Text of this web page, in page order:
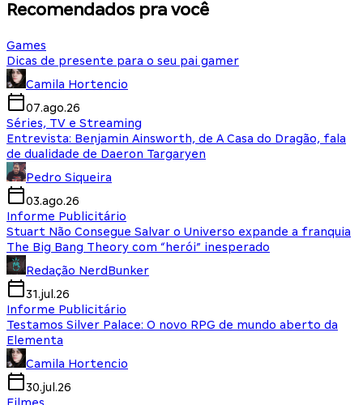
Recomendados pra você
Games
Dicas de presente para o seu pai gamer
Camila Hortencio
07.ago.26
Séries, TV e Streaming
Entrevista: Benjamin Ainsworth, de A Casa do Dragão, fala
de dualidade de Daeron Targaryen
Pedro Siqueira
03.ago.26
Informe Publicitário
Stuart Não Consegue Salvar o Universo expande a franquia
The Big Bang Theory com “herói” inesperado
Redação NerdBunker
31.jul.26
Informe Publicitário
Testamos Silver Palace: O novo RPG de mundo aberto da
Elementa
Camila Hortencio
30.jul.26